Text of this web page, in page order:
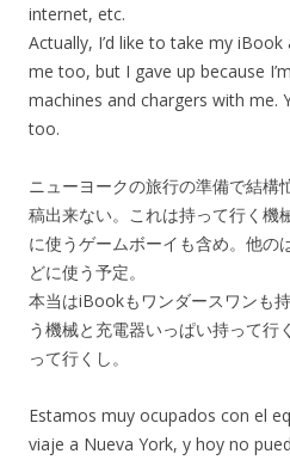
internet, etc.
Actually, I’d like to take my
me too, but I gave up because
machines and chargers with me.
too.
ニューヨークの旅行の準備で結構
稿出来ない。これは持って行く機械
に使うゲームボーイも含め。他の
どに使う予定。
本当はiBookもワンダースワンも
う機械と充電器いっぱい持って行
って行くし。
Estamos muy ocupados con el
viaje a Nueva York, y hoy no